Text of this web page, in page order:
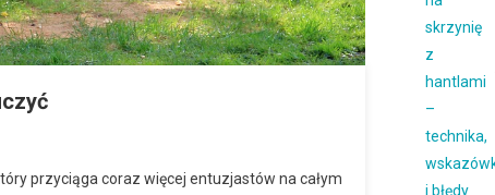
przyciąga coraz więcej entuzjastów na całym